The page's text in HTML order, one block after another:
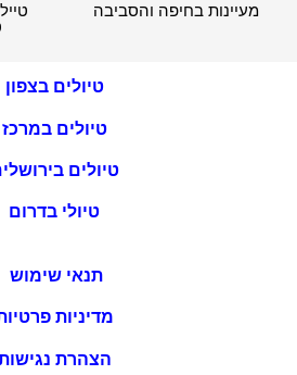
מעיינות בחיפה והסביבה
טיולים בצפון
טיולים במרכז
טיולים
טיולי בדרום
תנאי שימוש
מדיניות
הצהרת